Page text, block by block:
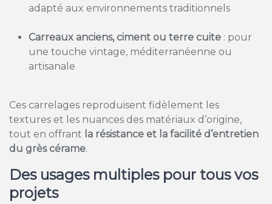
adapté aux environnements traditionnels
Carreaux anciens, ciment ou terre cuite : pour
une touche vintage, méditerranéenne ou
artisanale
Ces carrelages reproduisent fidèlement les
textures et les nuances des matériaux d’origine,
tout en offrant la résistance et la facilité d’entretien
du grès cérame.
Des usages multiples pour tous vos
projets